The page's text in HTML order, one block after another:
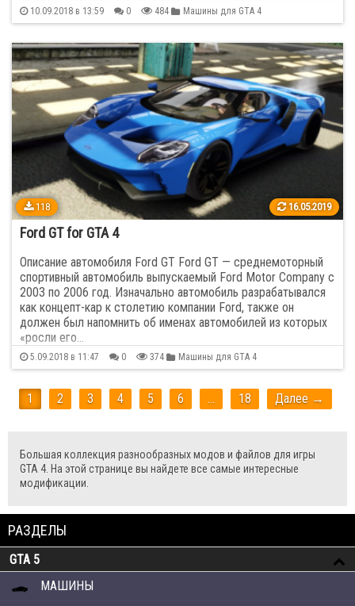
10.09.2018 в 13:59 0 484 Машины для GTA 4
118 16.05.2019
Ford GT for GTA 4
Описание автомобиля Ford GT Ford GT — среднемоторный
спортивный автомобиль выпускаемый Ford Motor Company с
2003 по 2006 год. Изначально автомобиль разрабатывался
как концепт-кар к столетию компании Ford, также он
должен был напомнить об именах автомобилей из которых
«росли его…
5.09.2018 в 11:47 0 374 Машины для GTA 4
1 2 3 4 5 6 … 18 Далее →
Большая коллекция разнообразных модов и файлов для игры
GTA 4. На этой странице вы найдете все самые интересные
модификации.
РАЗДЕЛЫ
GTA 5
МАШИНЫ